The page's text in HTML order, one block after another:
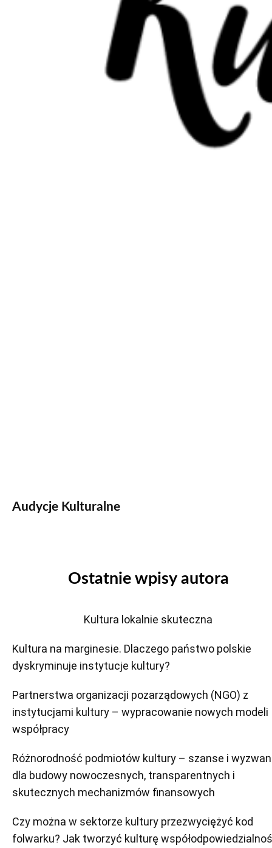
Audycje Kulturalne
Ostatnie wpisy autora
Kultura lokalnie skuteczna
Kultura na marginesie. Dlaczego państwo polskie
dyskryminuje instytucje kultury?
Partnerstwa organizacji pozarządowych (NGO) z
instytucjami kultury – wypracowanie nowych modeli
współpracy
Różnorodność podmiotów kultury – szanse i
dla budowy nowoczesnych, transparentnych i
skutecznych mechanizmów finansowych
Czy można w sektorze kultury przezwyciężyć kod
folwarku? Jak tworzyć kulturę